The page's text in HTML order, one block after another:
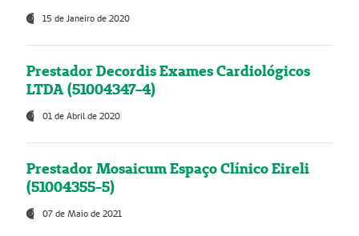
15 de Janeiro de 2020
Prestador Decordis Exames Cardiológicos
LTDA (51004347-4)
01 de Abril de 2020
Prestador Mosaicum Espaço Clínico Eireli
(51004355-5)
07 de Maio de 2021